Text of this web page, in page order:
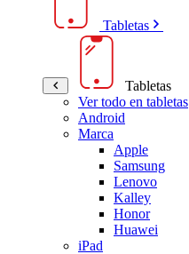
Tabletas
Tabletas
Ver todo en tabletas
Android
Marca
Apple
Samsung
Lenovo
Kalley
Honor
Huawei
iPad